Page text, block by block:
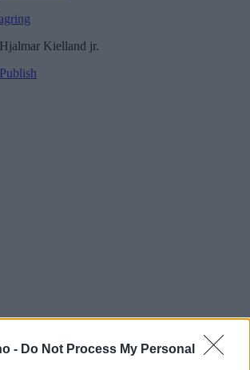
- Do Not Process My Personal
Kielland jr.